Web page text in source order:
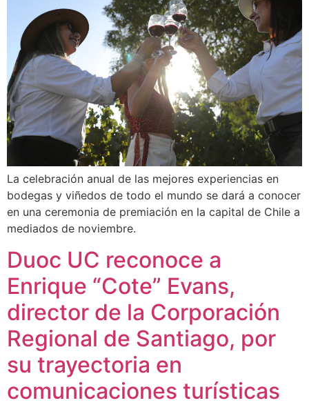
La celebración anual de las mejores experiencias en
bodegas y viñedos de todo el mundo se dará a conocer
en una ceremonia de premiación en la capital de Chile a
mediados de noviembre.
Duoc UC reconoce a
Enrique “Cote” Evans,
director de la Corporación
Regional de Santiago, por
su trayectoria en
comunicaciones turísticas